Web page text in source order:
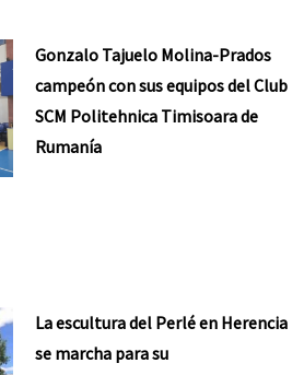
Gonzalo Tajuelo Molina-Prados
campeón con sus equipos del Club
SCM Politehnica Timisoara de
Rumanía
La escultura del Perlé en Herencia
se marcha para su